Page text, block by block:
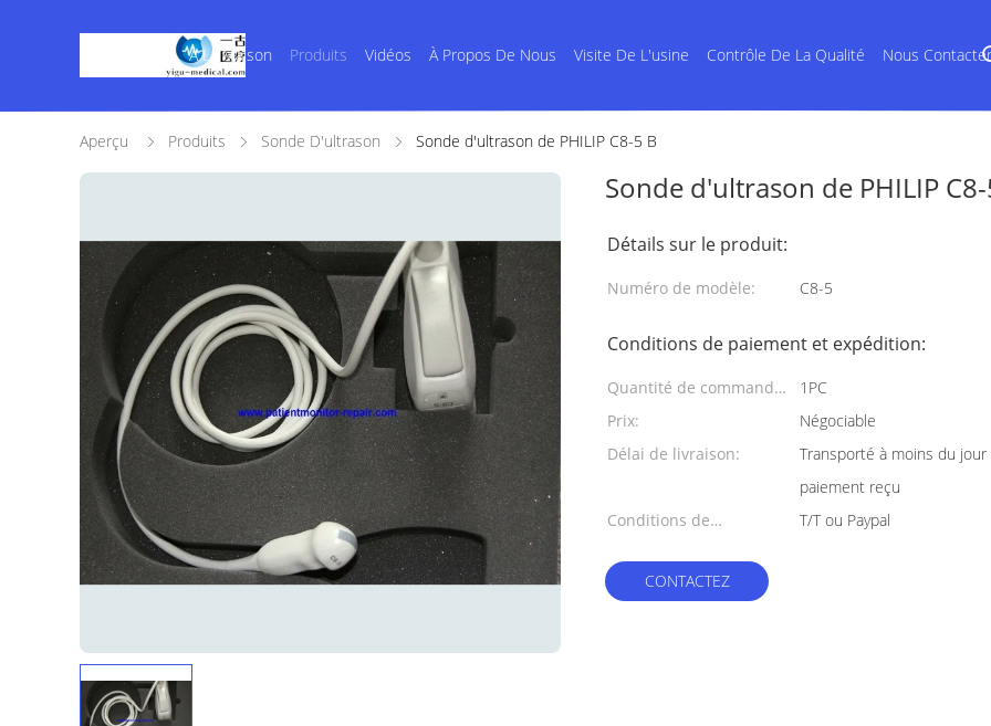
À La Maison Produits Vidéos À Propos De Nous Visite De L'usine Contrôle De La Qualité Nous Contacter
Aperçu Produits Sonde D'ultrason Sonde d'ultrason de PHILIP C8-5 B
Sonde d'ultrason de PHILIP
Détails sur le produit:
Numéro de modèle: C8-5
Conditions de paiement et expédition:
Quantité de commande
min:
1PC
Prix:
Négociable
Délai de livraison:
Transporté à moins du
paiement reçu
Conditions de
T/T ou Paypal
CONTACTEZ